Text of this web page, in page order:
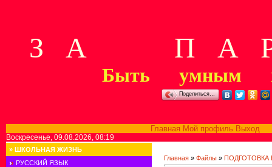
З А П А Р
Быть умным
Поделиться…
Главная Мой профиль Выход
Воскресенье, 09.08.2026, 08:19
» ШКОЛЬНАЯ ЖИЗНЬ
РУССКИЙ ЯЗЫК
Главная » Файлы » ПОДГОТОВКА